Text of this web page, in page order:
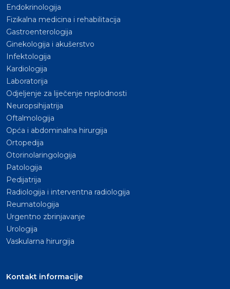
Endokrinologija
Fizikalna medicina i rehabilitacija
Gastroenterologija
Ginekologija i akušerstvo
Infektologija
Kardiologija
Laboratorija
Odjeljenje za liječenje neplodnosti
Neuropsihijatrija
Oftalmologija
Opća i abdominalna hirurgija
Ortopedija
Otorinolaringologija
Patologija
Pedijatrija
Radiologija i interventna radiologija
Reumatologija
Urgentno zbrinjavanje
Urologija
Vaskularna hirurgija
Kontakt informacije